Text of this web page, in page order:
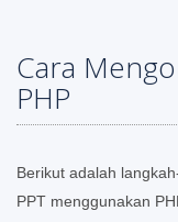
Cara
PHP
Berikut adalah
PPT menggunakan